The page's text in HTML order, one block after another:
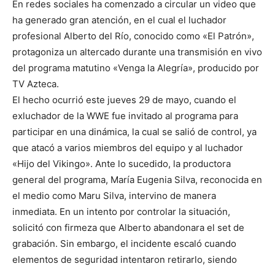
En redes sociales ha comenzado a circular un video que
ha generado gran atención, en el cual el luchador
profesional Alberto del Río, conocido como «El Patrón»,
protagoniza un altercado durante una transmisión en vivo
del programa matutino «Venga la Alegría», producido por
TV Azteca.
El hecho ocurrió este jueves 29 de mayo, cuando el
exluchador de la WWE fue invitado al programa para
participar en una dinámica, la cual se salió de control, ya
que atacó a varios miembros del equipo y al luchador
«Hijo del Vikingo». Ante lo sucedido, la productora
general del programa, María Eugenia Silva, reconocida en
el medio como Maru Silva, intervino de manera
inmediata. En un intento por controlar la situación,
solicitó con firmeza que Alberto abandonara el set de
grabación. Sin embargo, el incidente escaló cuando
elementos de seguridad intentaron retirarlo, siendo